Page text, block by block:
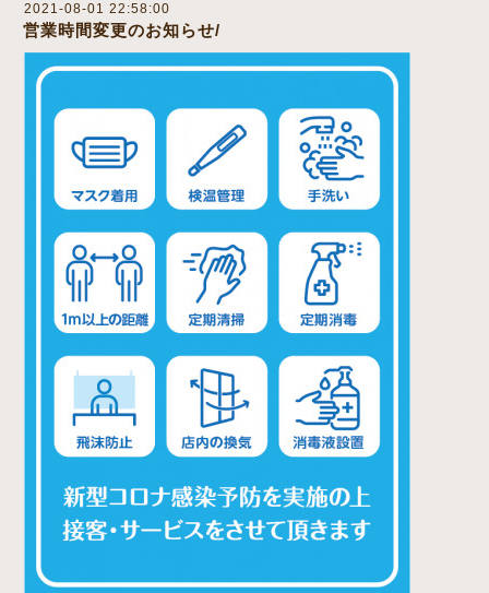
2021-08-01 22:58:00
営業時間変更のお知らせ/